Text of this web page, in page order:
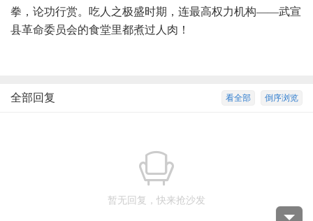
拳，论功行赏。吃人之极盛时期，连最高权力机构——武宣
县革命委员会的食堂里都煮过人肉！
倒序浏览
看全部
全部回复
暂无回复，快来抢沙发